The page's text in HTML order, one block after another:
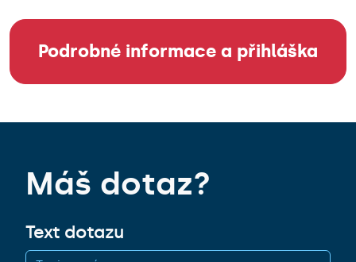
Podrobné informace a přihláška
Máš dotaz?
Text dotazu